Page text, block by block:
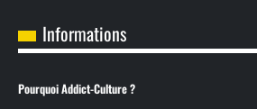
Informations
Pourquoi Addict-Culture ?